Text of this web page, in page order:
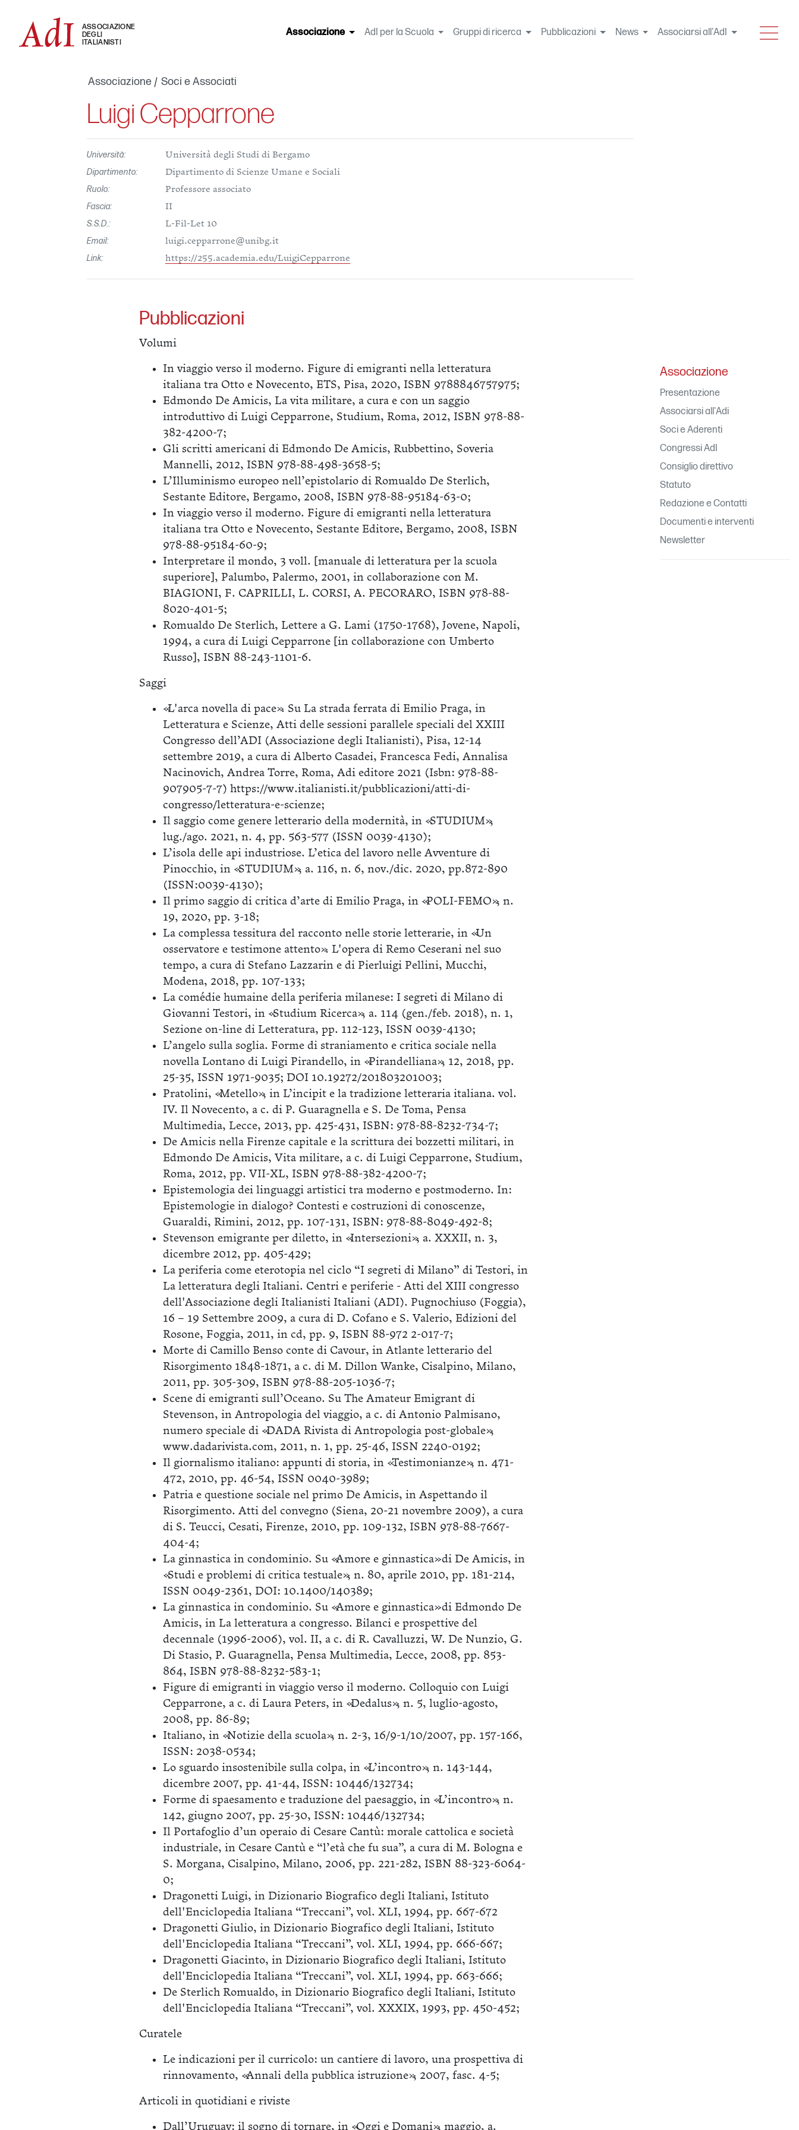
ASSOCIAZIONE
DEGLI
ITALIANISTI
Associazione (current)
AdI per la Scuola Gruppi di ricerca Pubblicazioni News Associarsi all'AdI MENU
Associazione Soci e Associati
Luigi Cepparrone
Università:
Università degli Studi di Bergamo
Dipartimento:
Dipartimento di Scienze Umane e Sociali
Ruolo:
Professore associato
Fascia:
II
S.S.D.:
L-Fil-Let 10
Email:
luigi.cepparrone@unibg.it
Link:
https://255.academia.edu/LuigiCepparrone
Pubblicazioni
Volumi
In viaggio verso il moderno. Figure di emigranti nella letteratura
italiana tra Otto e Novecento, ETS, Pisa, 2020, ISBN 9788846757975;
Edmondo De Amicis, La vita militare, a cura e con un saggio
introduttivo di Luigi Cepparrone, Studium, Roma, 2012, ISBN 978-88-
382-4200-7;
Gli scritti americani di Edmondo De Amicis, Rubbettino, Soveria
Mannelli, 2012, ISBN 978-88-498-3658-5;
L’Illuminismo europeo nell’epistolario di Romualdo De Sterlich,
Sestante Editore, Bergamo, 2008, ISBN 978-88-95184-63-0;
In viaggio verso il moderno. Figure di emigranti nella letteratura
italiana tra Otto e Novecento, Sestante Editore, Bergamo, 2008, ISBN
978-88-95184-60-9;
Interpretare il mondo, 3 voll. [manuale di letteratura per la scuola
superiore], Palumbo, Palermo, 2001, in collaborazione con M.
BIAGIONI, F. CAPRILLI, L. CORSI, A. PECORARO, ISBN 978-88-
8020-401-5;
Romualdo De Sterlich, Lettere a G. Lami (1750-1768), Jovene, Napoli,
1994, a cura di Luigi Cepparrone [in collaborazione con Umberto
Russo], ISBN 88-243-1101-6.
Saggi
«L'arca novella di pace». Su La strada ferrata di Emilio Praga, in
Letteratura e Scienze, Atti delle sessioni parallele speciali del XXIII
Congresso dell’ADI (Associazione degli Italianisti), Pisa, 12-14
settembre 2019, a cura di Alberto Casadei, Francesca Fedi, Annalisa
Nacinovich, Andrea Torre, Roma, Adi editore 2021 (Isbn: 978-88-
907905-7-7) https://www.italianisti.it/pubblicazioni/atti-di-
congresso/letteratura-e-scienze;
Il saggio come genere letterario della modernità, in «STUDIUM»,
lug./ago. 2021, n. 4, pp. 563-577 (ISSN 0039-4130);
L’isola delle api industriose. L’etica del lavoro nelle Avventure di
Pinocchio, in «STUDIUM», a. 116, n. 6, nov./dic. 2020, pp.872-890
(ISSN:0039-4130);
Il primo saggio di critica d’arte di Emilio Praga, in «POLI-FEMO», n.
19, 2020, pp. 3-18;
La complessa tessitura del racconto nelle storie letterarie, in «Un
osservatore e testimone attento». L'opera di Remo Ceserani nel suo
tempo, a cura di Stefano Lazzarin e di Pierluigi Pellini, Mucchi,
Modena, 2018, pp. 107-133;
La comédie humaine della periferia milanese: I segreti di Milano di
Giovanni Testori, in «Studium Ricerca», a. 114 (gen./feb. 2018), n. 1,
Sezione on-line di Letteratura, pp. 112-123, ISSN 0039-4130;
L’angelo sulla soglia. Forme di straniamento e critica sociale nella
novella Lontano di Luigi Pirandello, in «Pirandelliana», 12, 2018, pp.
25-35, ISSN 1971-9035; DOI 10.19272/201803201003;
Pratolini, «Metello», in L’incipit e la tradizione letteraria italiana. vol.
IV. Il Novecento, a c. di P. Guaragnella e S. De Toma, Pensa
Multimedia, Lecce, 2013, pp. 425-431, ISBN: 978-88-8232-734-7;
De Amicis nella Firenze capitale e la scrittura dei bozzetti militari, in
Edmondo De Amicis, Vita militare, a c. di Luigi Cepparrone, Studium,
Roma, 2012, pp. VII-XL, ISBN 978-88-382-4200-7;
Epistemologia dei linguaggi artistici tra moderno e postmoderno. In:
Epistemologie in dialogo? Contesti e costruzioni di conoscenze,
Guaraldi, Rimini, 2012, pp. 107-131, ISBN: 978-88-8049-492-8;
Stevenson emigrante per diletto, in «Intersezioni», a. XXXII, n. 3,
dicembre 2012, pp. 405-429;
La periferia come eterotopia nel ciclo “I segreti di Milano” di Testori, in
La letteratura degli Italiani. Centri e periferie - Atti del XIII congresso
dell'Associazione degli Italianisti Italiani (ADI). Pugnochiuso (Foggia),
16 – 19 Settembre 2009, a cura di D. Cofano e S. Valerio, Edizioni del
Rosone, Foggia, 2011, in cd, pp. 9, ISBN 88-972 2-017-7;
Morte di Camillo Benso conte di Cavour, in Atlante letterario del
Risorgimento 1848-1871, a c. di M. Dillon Wanke, Cisalpino, Milano,
2011, pp. 305-309, ISBN 978-88-205-1036-7;
Scene di emigranti sull’Oceano. Su The Amateur Emigrant di
Stevenson, in Antropologia del viaggio, a c. di Antonio Palmisano,
numero speciale di «DADA Rivista di Antropologia post-globale»,
www.dadarivista.com, 2011, n. 1, pp. 25-46, ISSN 2240-0192;
Il giornalismo italiano: appunti di storia, in «Testimonianze», n. 471-
472, 2010, pp. 46-54, ISSN 0040-3989;
Patria e questione sociale nel primo De Amicis, in Aspettando il
Risorgimento. Atti del convegno (Siena, 20-21 novembre 2009), a cura
di S. Teucci, Cesati, Firenze, 2010, pp. 109-132, ISBN 978-88-7667-
404-4;
La ginnastica in condominio. Su «Amore e ginnastica» di De Amicis, in
«Studi e problemi di critica testuale», n. 80, aprile 2010, pp. 181-214,
ISSN 0049-2361, DOI: 10.1400/140389;
La ginnastica in condominio. Su «Amore e ginnastica» di Edmondo De
Amicis, in La letteratura a congresso. Bilanci e prospettive del
decennale (1996-2006), vol. II, a c. di R. Cavalluzzi, W. De Nunzio, G.
Di Stasio, P. Guaragnella, Pensa Multimedia, Lecce, 2008, pp. 853-
864, ISBN 978-88-8232-583-1;
Figure di emigranti in viaggio verso il moderno. Colloquio con Luigi
Cepparrone, a c. di Laura Peters, in «Dedalus», n. 5, luglio-agosto,
2008, pp. 86-89;
Italiano, in «Notizie della scuola», n. 2-3, 16/9-1/10/2007, pp. 157-166,
ISSN: 2038-0534;
Lo sguardo insostenibile sulla colpa, in «L’incontro», n. 143-144,
dicembre 2007, pp. 41-44, ISSN: 10446/132734;
Forme di spaesamento e traduzione del paesaggio, in «L’incontro», n.
142, giugno 2007, pp. 25-30, ISSN: 10446/132734;
Il Portafoglio d’un operaio di Cesare Cantù: morale cattolica e società
industriale, in Cesare Cantù e “l’età che fu sua”, a cura di M. Bologna e
S. Morgana, Cisalpino, Milano, 2006, pp. 221-282, ISBN 88-323-6064-
0;
Dragonetti Luigi, in Dizionario Biografico degli Italiani, Istituto
dell'Enciclopedia Italiana “Treccani”, vol. XLI, 1994, pp. 667-672
Dragonetti Giulio, in Dizionario Biografico degli Italiani, Istituto
dell'Enciclopedia Italiana “Treccani”, vol. XLI, 1994, pp. 666-667;
Dragonetti Giacinto, in Dizionario Biografico degli Italiani, Istituto
dell'Enciclopedia Italiana “Treccani”, vol. XLI, 1994, pp. 663-666;
De Sterlich Romualdo, in Dizionario Biografico degli Italiani, Istituto
dell'Enciclopedia Italiana “Treccani”, vol. XXXIX, 1993, pp. 450-452;
Curatele
Le indicazioni per il curricolo: un cantiere di lavoro, una prospettiva di
rinnovamento, «Annali della pubblica istruzione», 2007, fasc. 4-5;
Articoli in quotidiani e riviste
Dall’Uruguay: il sogno di tornare, in «Oggi e Domani», maggio, a.
Associazione
Presentazione
Associarsi all'Adi
Soci e Aderenti
Congressi AdI
Consiglio direttivo
Statuto
Redazione e Contatti
Documenti e interventi
Newsletter